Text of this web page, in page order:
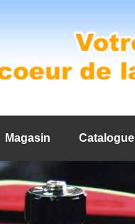
Magasin Catalogue